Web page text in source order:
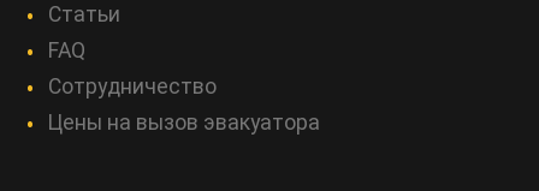
Статьи
FAQ
Сотрудничество
Цены на вызов эвакуатора